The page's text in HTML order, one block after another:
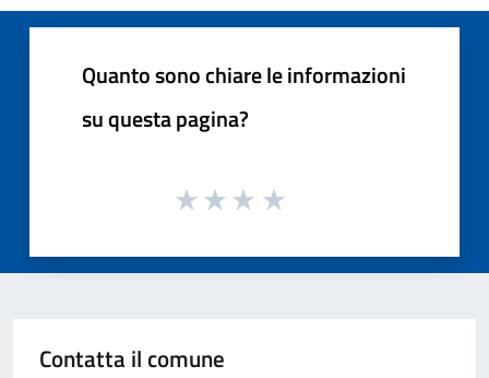
Quanto sono chiare le informazioni
su questa pagina?
Contatta il comune